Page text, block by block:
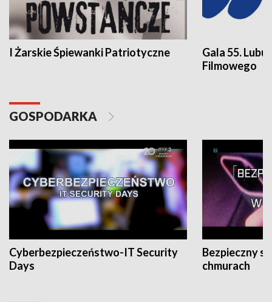
I Żarskie Śpiewanki Patriotyczne
Gala 55.
Filmowego
GOSPODARKA
Cyberbezpieczeństwo-IT Security
Days
Bezpieczny
chmurach